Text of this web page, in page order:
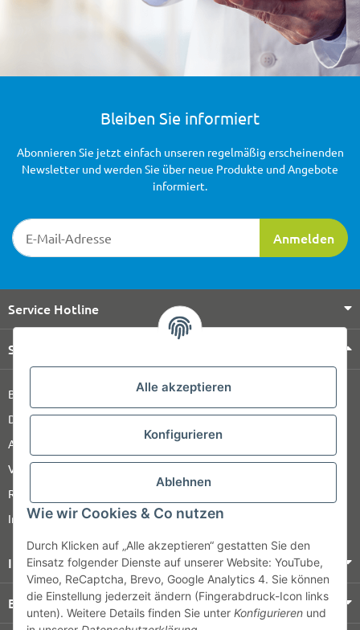
Alle akzeptieren
Konfigurieren
Ablehnen
Wie wir Cookies & Co nutzen
Durch Klicken auf „Alle akzeptieren“ gestatten Sie den
Einsatz folgender Dienste auf unserer Website: YouTube,
Vimeo, ReCaptcha, Brevo, Google Analytics 4. Sie können
die Einstellung jederzeit ändern (Fingerabdruck-Icon links
unten). Weitere Details finden Sie unter Konfigurieren und
Bleiben Sie informiert
Newsletter-Registrierung
Anmelden
Abonnieren Sie jetzt einfach unseren regelmäßig erscheinenden
Newsletter und werden Sie über neue Produkte und Angebote
informiert.
Service Hotline
Shop Service
Barrierefreiheitserklärung
Datenschutz
AGB
Versandinformationen
Retour
Impressum
Informationen
Bezahlung & Versand